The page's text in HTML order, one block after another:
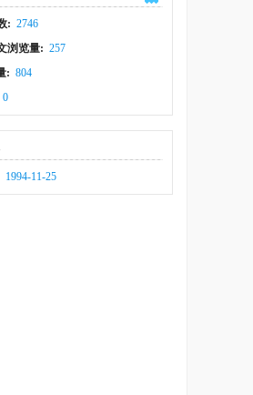
: 2746
浏览量: 257
: 804
0
1994-11-25